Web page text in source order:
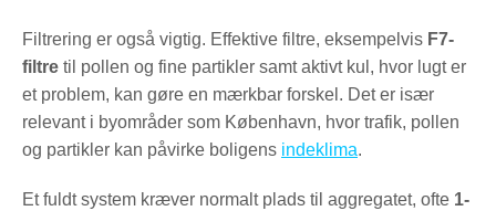
Filtrering er også vigtig. Effektive filtre, eksempelvis F7-
filtre til pollen og fine partikler samt aktivt kul, hvor lugt er
et problem, kan gøre en mærkbar forskel. Det er især
relevant i byområder som København, hvor trafik, pollen
og partikler kan påvirke boligens indeklima.
Et fuldt system kræver normalt plads til aggregatet, ofte 1-